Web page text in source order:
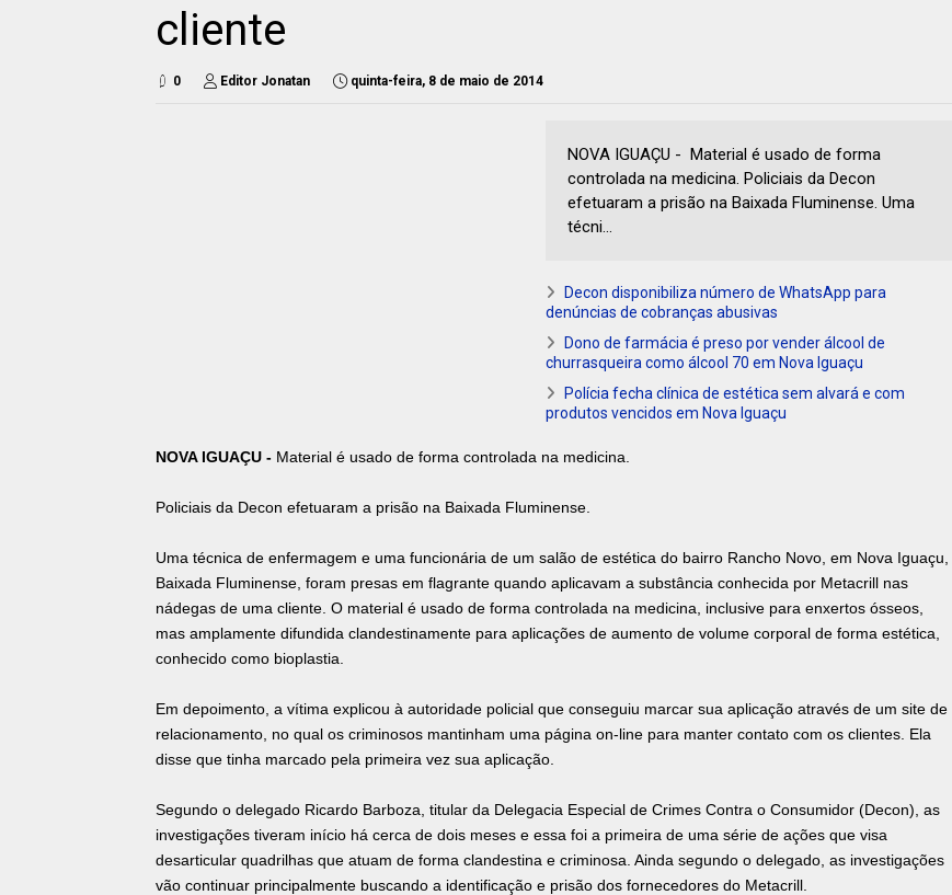
cliente
0 Editor Jonatan quinta-feira, 8 de maio de 2014
NOVA IGUAÇU - Material é usado de forma
controlada na medicina. Policiais da Decon
efetuaram a prisão na Baixada Fluminense. Uma
técni...
Decon disponibiliza número de WhatsApp para
denúncias de cobranças abusivas
Dono de farmácia é preso por vender álcool de
churrasqueira como álcool 70 em Nova Iguaçu
Polícia fecha clínica de estética sem alvará e com
produtos vencidos em Nova Iguaçu
NOVA IGUAÇU - Material é usado de forma controlada na medicina.
Policiais da Decon efetuaram a prisão na Baixada Fluminense.
Uma técnica de enfermagem e uma funcionária de um salão de estética do bairro Rancho Novo, em Nova Iguaçu,
Baixada Fluminense, foram presas em flagrante quando aplicavam a substância conhecida por Metacrill nas
nádegas de uma cliente. O material é usado de forma controlada na medicina, inclusive para enxertos ósseos,
mas amplamente difundida clandestinamente para aplicações de aumento de volume corporal de forma estética,
conhecido como bioplastia.
Em depoimento, a vítima explicou à autoridade policial que conseguiu marcar sua aplicação através de um site de
relacionamento, no qual os criminosos mantinham uma página on-line para manter contato com os clientes. Ela
disse que tinha marcado pela primeira vez sua aplicação.
Segundo o delegado Ricardo Barboza, titular da Delegacia Especial de Crimes Contra o Consumidor (Decon), as
investigações tiveram início há cerca de dois meses e essa foi a primeira de uma série de ações que visa
desarticular quadrilhas que atuam de forma clandestina e criminosa. Ainda segundo o delegado, as investigações
vão continuar principalmente buscando a identificação e prisão dos fornecedores do Metacrill.